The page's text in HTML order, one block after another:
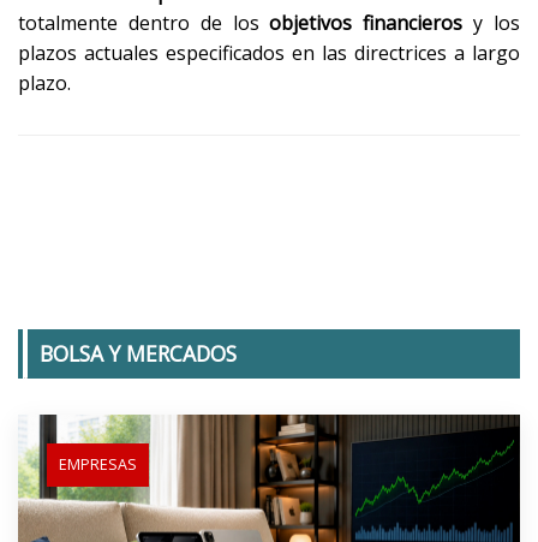
totalmente dentro de los objetivos financieros y los
plazos actuales especificados en las directrices a largo
plazo.
BOLSA Y MERCADOS
EMPRESAS